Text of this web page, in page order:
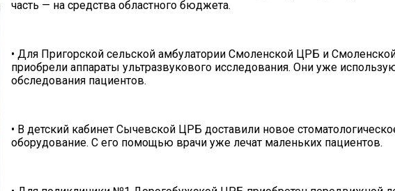
часть — на средства областного бюджета.
• Для Пригорской сельской амбулатории Смоленской ЦРБ и
приобрели аппараты ультразвукового исследования. Они уже
обследования пациентов.
• В детский кабинет Сычевской ЦРБ доставили новое
оборудование. С его помощью врачи уже лечат маленьких пациентов.